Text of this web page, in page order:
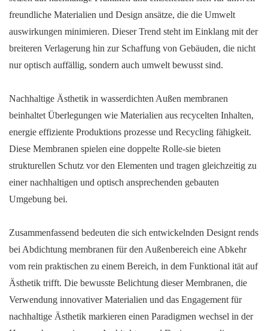
freundliche Materialien und Design ansätze, die die Umwelt
auswirkungen minimieren. Dieser Trend steht im Einklang mit der
breiteren Verlagerung hin zur Schaffung von Gebäuden, die nicht
nur optisch auffällig, sondern auch umwelt bewusst sind.
Nachhaltige Ästhetik in wasserdichten Außen membranen
beinhaltet Überlegungen wie Materialien aus recycelten Inhalten,
energie effiziente Produktions prozesse und Recycling fähigkeit.
Diese Membranen spielen eine doppelte Rolle-sie bieten
strukturellen Schutz vor den Elementen und tragen gleichzeitig zu
einer nachhaltigen und optisch ansprechenden gebauten
Umgebung bei.
Zusammenfassend bedeuten die sich entwickelnden Designt rends
bei Abdichtung membranen für den Außenbereich eine Abkehr
vom rein praktischen zu einem Bereich, in dem Funktional ität auf
Ästhetik trifft. Die bewusste Belichtung dieser Membranen, die
Verwendung innovativer Materialien und das Engagement für
nachhaltige Ästhetik markieren einen Paradigmen wechsel in der